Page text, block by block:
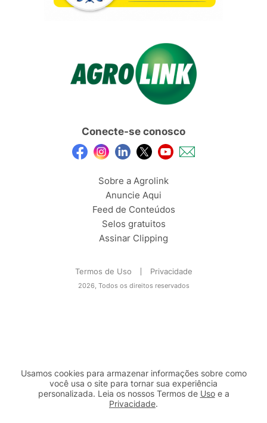
Conecte-se conosco
Sobre a Agrolink
Anuncie Aqui
Feed de Conteúdos
Selos gratuitos
Assinar Clipping
Termos de Uso Privacidade
2026, Todos os direitos reservados
Usamos cookies para armazenar informações sobre como
você usa o site para tornar sua experiência
personalizada. Leia os nossos Termos de Usoe a
Privacidade.